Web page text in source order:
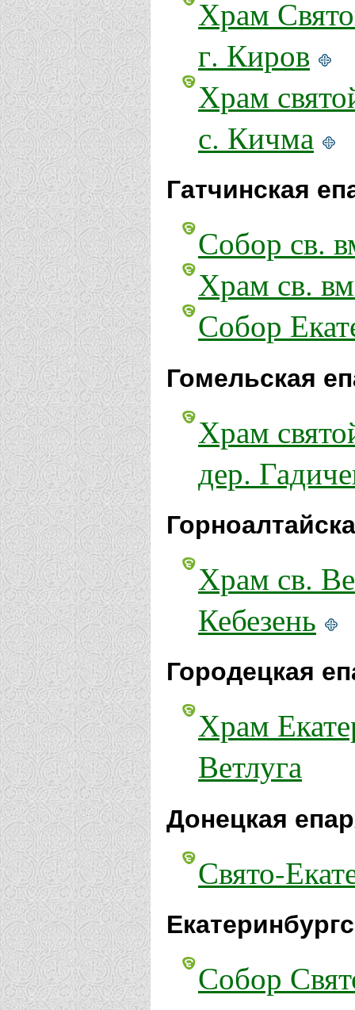
Храм
г. Киров
Храм
с. Кичма
Гатчинская
Собор св.
Храм св.
Собор
Гомельская
Храм
дер.
Храм св.
Кебезень
Городецкая
Храм
Ветлуга
Донецкая
Свято-
Собор